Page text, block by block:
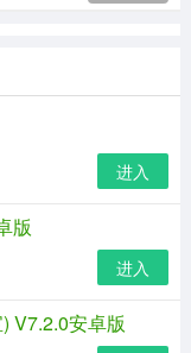
进入
版
进入
V7.2.0安卓版